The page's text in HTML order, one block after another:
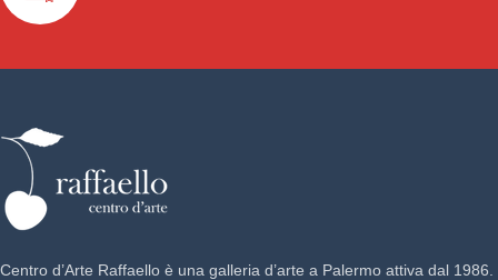
Centro d’Arte Raffaello è una galleria d’arte a Palermo attiva dal 1986.